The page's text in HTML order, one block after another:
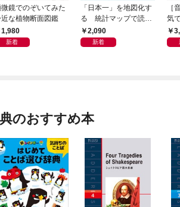
鏡でのぞいてみた
な植物断面図鑑
1,980
新着
「日本一」を地図化す
る 統計マップで読み
解く日本地理
2,090
新着
［
気
リ
のおすすめ本